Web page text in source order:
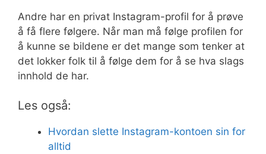
Andre har en privat Instagram-profil for å prøve
å få flere følgere. Når man må følge profilen for
å kunne se bildene er det mange som tenker at
det lokker folk til å følge dem for å se hva slags
innhold de har.
Les også:
Hvordan slette Instagram-kontoen sin for
alltid